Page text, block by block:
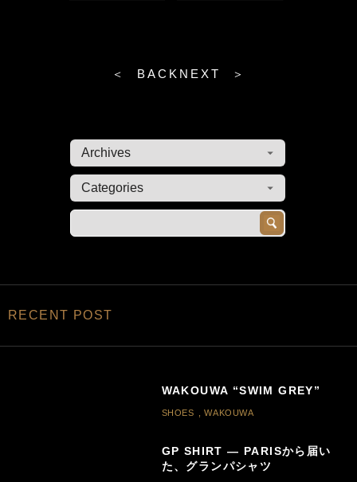
＜ BACK NEXT ＞
RECENT POST
WAKOUWA “SWIM GREY”
SHOES ,WAKOUWA
GP SHIRT — PARISから届い
た、グランパシャツ